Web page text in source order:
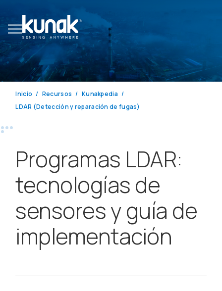
Inicio Recursos
Kunakpedia
LDAR (Detección y reparación de fugas)
Programas LDAR:
tecnologías de
sensores y guía de
implementación